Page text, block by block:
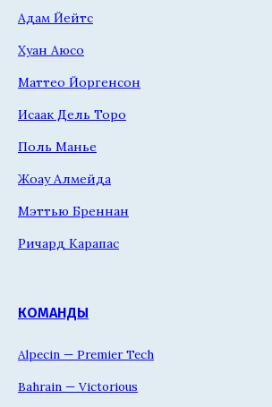
Адам Йейтс
Хуан Аюсо
Маттео Йоргенсон
Исаак Дель Торо
Поль Манье
Жоау Алмейда
Мэттью Бреннан
Ричард Карапас
КОМАНДЫ
Alpecin — Premier Tech
Bahrain — Victorious